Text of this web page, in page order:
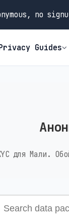
no
Guides
для Мали.